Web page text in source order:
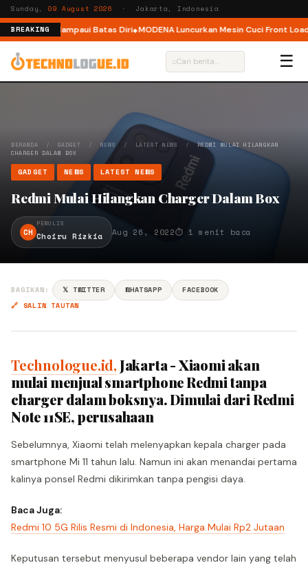
Sunday, 09 August 2026 · Jakarta, Indonesia
BREAKING
Pelari Melampaui Batas Diri MODENA Luncurkan Mesin Cuci Front Load
⌕ ☰
BERANDA / GADGET / NEWS/ LATEST NEWS /REDMI MULAI HILANGKAN
CHARGER DALAM BOX
GADGET NEWS LATEST NEWS
Redmi Mulai Hilangkan Charger Dalam Box
CH
PENULIS
Choiru Rizkia Aug 26, 2022⏱ 1 menit baca
BAGIKAN: 𝕏 TWITTER WHATSAPP
FACEBOOK
🔗 SALIN TAUTAN
Technologue.id,Jakarta - Xiaomi akan
mulai menjual smartphone Redmi tanpa
charger dalam boksnya. Dimulai dari Redmi
Note 11SE, perusahaan
Sebelumnya, Xiaomi telah melenyapkan kepala charger pada
smartphone Mi 11 tahun lalu. Namun ini akan menandai pertama
kalinya ponsel Redmi dikirimkan tanpa pengisi daya.
Baca Juga:
Redmi 10 5G Rilis Resmi di Indonesia, Harga Mulai Rp2 Jutaan
Keputusan tersebut menyusul beberapa vendor lain yang telah